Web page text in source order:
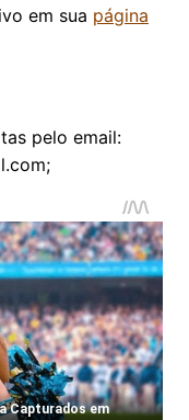
em sua página
pelo email:
;